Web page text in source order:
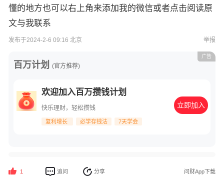
懂的地方也可以右上角来添加我的微信或者点击阅读原
文与我联系
发布于2024-2-6 09:16 北京 举报
百万计划 (官方推荐)
欢迎加入百万攒钱计划
快乐理财，轻松攒钱
复利增长 必学存钱法 7天学会
立即加入
广告
1 追问 分享 问财App下载